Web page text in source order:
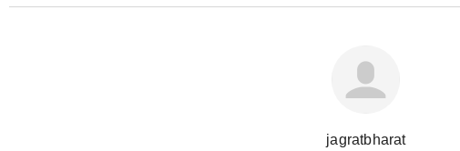
jagratbharat